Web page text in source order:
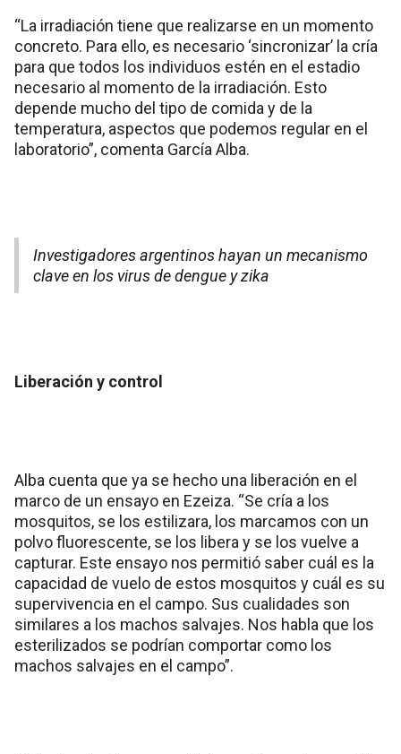
“La irradiación tiene que realizarse en un momento
concreto. Para ello, es necesario ‘sincronizar’ la cría
para que todos los individuos estén en el estadio
necesario al momento de la irradiación. Esto
depende mucho del tipo de comida y de la
temperatura, aspectos que podemos regular en el
laboratorio”, comenta García Alba.
Investigadores argentinos hayan un mecanismo
clave en los virus de dengue y zika
Liberación y control
Alba cuenta que ya se hecho una liberación en el
marco de un ensayo en Ezeiza. “Se cría a los
mosquitos, se los estilizara, los marcamos con un
polvo fluorescente, se los libera y se los vuelve a
capturar. Este ensayo nos permitió saber cuál es la
capacidad de vuelo de estos mosquitos y cuál es su
supervivencia en el campo. Sus cualidades son
similares a los machos salvajes. Nos habla que los
esterilizados se podrían comportar como los
machos salvajes en el campo”.